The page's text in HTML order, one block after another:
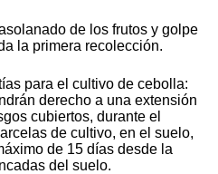
de los frutos y golpe
la primera recolección.
para el cultivo de cebolla:
derecho a una extensión
cubiertos, durante el
de cultivo, en el suelo,
de 15 días desde la
del suelo.